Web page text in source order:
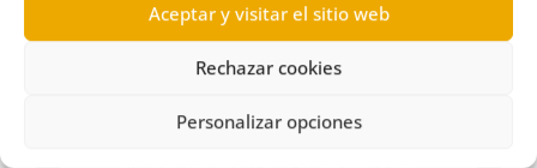
Aceptar y visitar el sitio web
Rechazar cookies
Personalizar opciones